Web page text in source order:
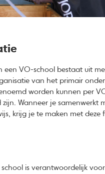
een VO-school bestaat uit
van het primair
worden kunnen per
zijn. Wanneer je samenwerkt
krijg je te maken met deze
is verantwoordelijk